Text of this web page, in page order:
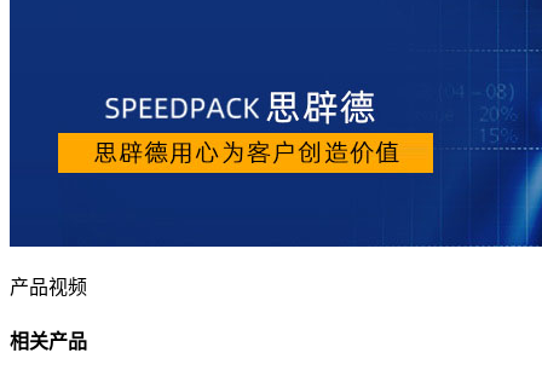
产品视频
相关产品